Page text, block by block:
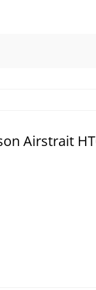
Airstrait